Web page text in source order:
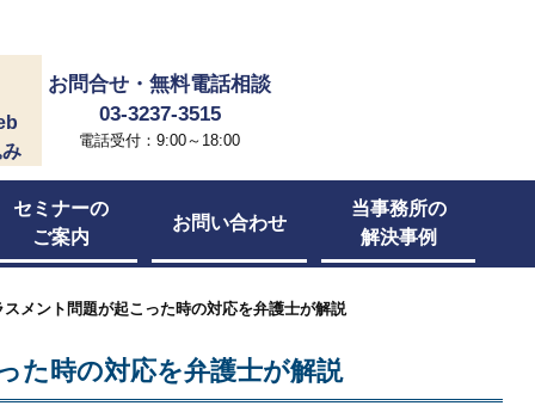
お問合せ・無料電話相談
03-3237-3515
電話受付：9:00～18:00
セミナーの
ご案内
お問い合わせ
当事務所の
解決事例
メント問題が起こった時の対応を弁護士が解説
た時の対応を弁護士が解説